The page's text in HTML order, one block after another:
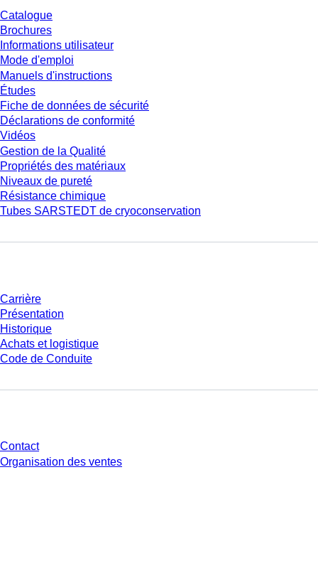
Catalogue
Brochures
Informations utilisateur
Mode d'emploi
Manuels d'instructions
Études
Fiche de données de sécurité
Déclarations de conformité
Vidéos
Gestion de la Qualité
Propriétés des matériaux
Niveaux de pureté
Résistance chimique
Tubes SARSTEDT de cryoconservation
Carrière
Présentation
Historique
Achats et logistique
Code de Conduite
Contact
Organisation des ventes